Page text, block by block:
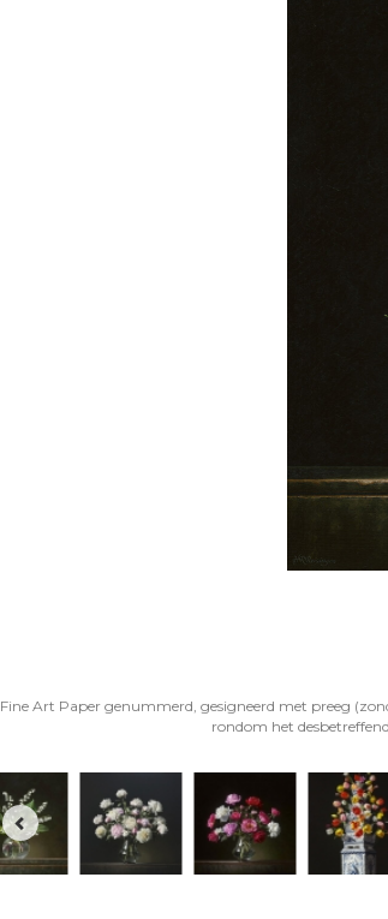
Fine Art Paper genummerd, gesigneerd met preeg
rondom het